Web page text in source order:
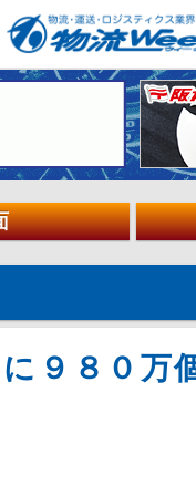
９８０万